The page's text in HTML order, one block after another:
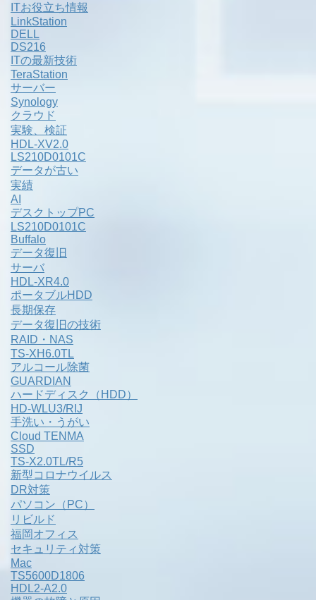
ITお役立ち情報
LinkStation
DELL
DS216
ITの最新技術
TeraStation
サーバー
Synology
クラウド
実験、検証
HDL-XV2.0
LS210D0101C
データが古い
実績
AI
デスクトップPC
LS210D0101C
Buffalo
データ復旧
サーバ
HDL-XR4.0
ポータブルHDD
長期保存
データ復旧の技術
RAID・NAS
TS-XH6.0TL
アルコール除菌
GUARDIAN
ハードディスク（HDD）
HD-WLU3/RIJ
手洗い・うがい
Cloud TENMA
SSD
TS-X2.0TL/R5
新型コロナウイルス
DR対策
パソコン（PC）
リビルド
福岡オフィス
セキュリティ対策
Mac
TS5600D1806
HDL2-A2.0